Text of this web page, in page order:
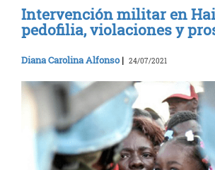
Intervención militar en
pedofilia, violaciones y
Diana Carolina Alfonso| 24/07/2021